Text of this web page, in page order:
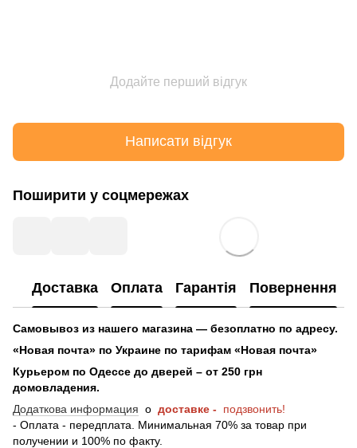
Додайте перший відгук
Написати відгук
Поширити у соцмережах
Доставка Оплата Гарантія Повернення
Самовывоз из нашего магазина — безоплатно по адресу.
«Новая почта» по Украине по тарифам «Новая почта»
Курьером по Одессе до дверей – от 250 грн
домовладения.
Додаткова информация о доставке - подзвонить!
- Оплата - передплата. Минимальная 70% за товар при
получении и 100% по факту.